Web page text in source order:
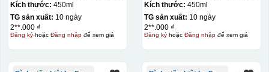
Kích thước: 450ml
TG sản xuất: 10 ngày
2**.000 ₫
Đăng kýhoặc Đăng nhậpđể xem giá
Kích thước: 450ml
TG sản xuất: 10 ngày
2**.000 ₫
Đăng kýhoặc Đăng nhậpđể xem giá